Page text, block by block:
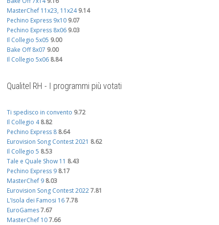
MasterChef 11x23, 11x24 9.14
Pechino Express 9x10 9.07
Pechino Express 8x06 9.03
Il Collegio 5x05 9.00
Bake Off 8x07 9.00
Il Collegio 5x06 8.84
Qualitel RH - I programmi più votati
Ti spedisco in convento 9.72
Il Collegio 4 8.82
Pechino Express 8 8.64
Eurovision Song Contest 2021 8.62
Il Collegio 5 8.53
Tale e Quale Show 11 8.43
Pechino Express 9 8.17
MasterChef 9 8.03
Eurovision Song Contest 20227.81
L'Isola dei Famosi 167.78
EuroGames7.67
MasterChef 107.66